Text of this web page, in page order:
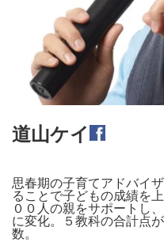
道山ケイ
思春期の子育てアドバイ
ることで子どもの成績を
００人の親をサポートし
に変化。５教科の合計点
数。